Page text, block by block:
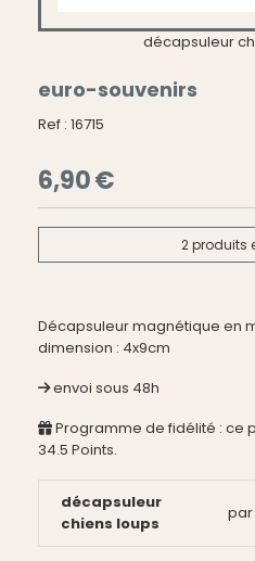
décapsuleur
euro-souvenirs
Ref : 16715
6,90€
2produits
Décapsuleur magnétique en
dimension : 4x9cm
envoi sous 48h
Programme de fidélité : ce
34.5 Points.
décapsuleur
chiens loups
par